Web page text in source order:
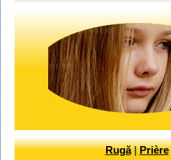
Rugă|Prière